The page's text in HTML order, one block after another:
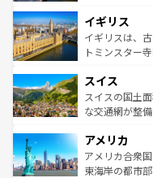
いる。シャン
香り高いラベ
らに、パリ以
れる地方に足
き
を参照してほ
顔を持つこの
ルリンの文化
してライン川
は、お酒好きな人
ドイツ情報は
イギリス
イギリスは、
トミンスター
リアごとに異
ティー、ビー
戦など、本場
ンツ一覧を参照
スイス
スイスの国土
な交通網が整
の建物がその
博物館もあり
ことができる
アメリカ
アメリカ合衆
東海岸の都市